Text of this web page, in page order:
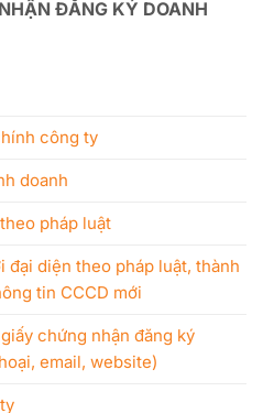
ĐĂNG KÝ DOANH
công ty
doanh
pháp luật
đại diện theo pháp luật, thành
tin CCCD mới
chứng nhận đăng ký
email, website)